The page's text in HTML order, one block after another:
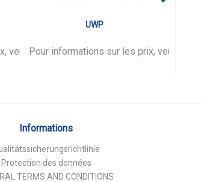
veuillez vousconnecter.
UWP
Pour informations sur les prix, veuillez
Informations
Protection des données
TERMS AND CONDITIONS